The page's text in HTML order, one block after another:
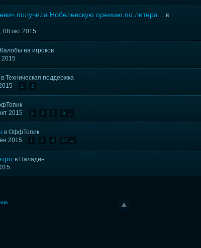
получила Нобелевскую премию по литера...
в
, 08 окт 2015
на игроков
2015
в Техническая поддержка
1 2
2015 1 2 3 8 →
в ОффТопик
2015 1 2 3 20 →
в Паладин